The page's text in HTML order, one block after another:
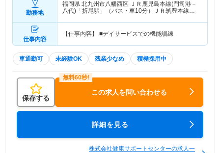
勤務地
福岡県 北九州市八幡西区 ＪＲ鹿児島本線(門司港－
八代)「折尾駅」（バス・車10分）ＪＲ筑豊本線
仕事内容
【仕事内容】 ■デイサービスでの機能訓練
車通勤可 未経験OK 残業少なめ 積極採用中
保存する
この求人を問い合わせる
詳細を見る
株式会社健康サポートセンターの求人一